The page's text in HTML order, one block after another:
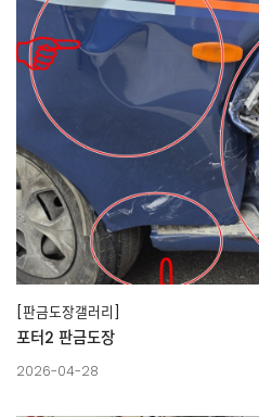
[판금도장갤러리]
포터2 판금도장
2026-04-28